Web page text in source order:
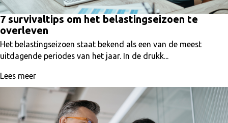
7 survivaltips om het belastingseizoen te
overleven
Het belastingseizoen staat bekend als een van de meest
uitdagende periodes van het jaar. In de drukk...
Lees meer